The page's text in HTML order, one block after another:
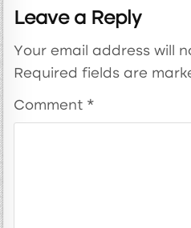
Leave a Reply
Your email address will
Required fields are
Comment *